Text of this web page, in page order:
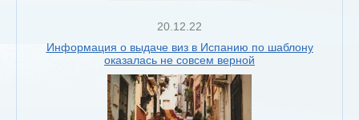
20.12.22
Информация о выдаче виз в Испанию по шаблону
оказалась не совсем верной